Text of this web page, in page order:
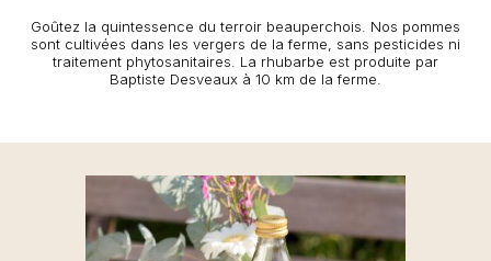
Goûtez la quintessence du terroir beauperchois. Nos pommes
sont cultivées dans les vergers de la ferme, sans pesticides ni
traitement phytosanitaires. La rhubarbe est produite par
Baptiste Desveaux à 10 km de la ferme.